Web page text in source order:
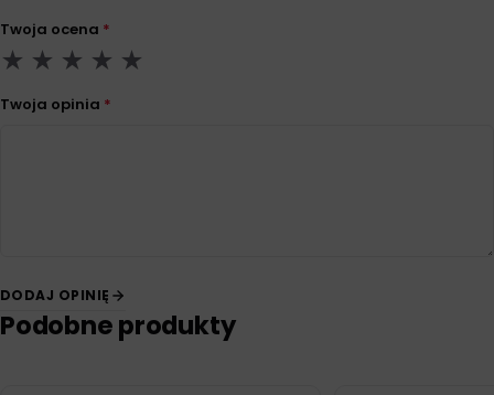
Twoja ocena *
Twoja opinia *
DODAJ OPINIĘ
Podobne produkty